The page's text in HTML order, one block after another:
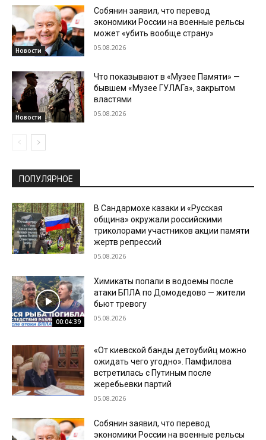
Новости
Собянин заявил, что перевод
экономики России на военные рельсы
может «убить вообще страну»
05.08.2026
Новости
Что показывают в «Музее Памяти» —
бывшем «Музее ГУЛАГа», закрытом
властями
05.08.2026
ПОПУЛЯРНОЕ
В Сандармохе казаки и «Русская
община» окружали российскими
триколорами участников акции памяти
жертв репрессий
05.08.2026
00:04:39
Химикаты попали в водоемы после
атаки БПЛА по Домодедово — жители
бьют тревогу
05.08.2026
«От киевской банды детоубийц можно
ожидать чего угодно». Памфилова
встретилась с Путиным после
жеребьевки партий
05.08.2026
Собянин заявил, что перевод
экономики России на военные рельсы